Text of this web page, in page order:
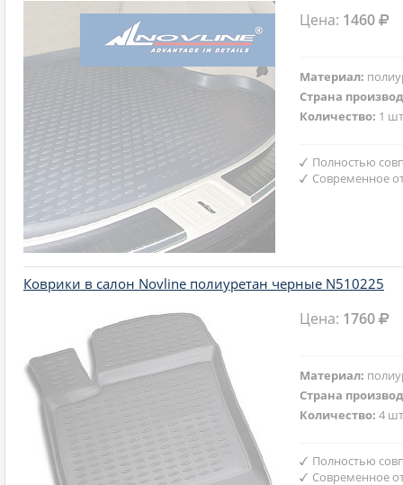
Цена: 1460
Материал:
Страна
Количество: 1
Полностью
Современное
Коврики в салон Novline полиуретан черные N510225
Цена: 1760
Материал:
Страна
Количество:4
Полностью
Современное